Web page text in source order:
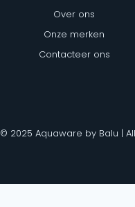
Over ons
Onze merken
Contacteer ons
© 2025 Aquaware by Balu |